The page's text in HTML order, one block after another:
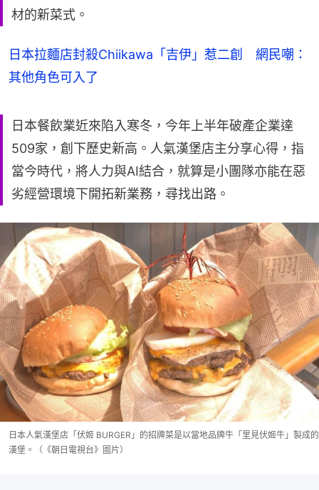
材的新菜式。
日本拉麵店封殺Chiikawa「吉伊」惹二創 網民嘲：
其他角色可入了
日本餐飲業近來陷入寒冬，今年上半年破產企業達
509家，創下歷史新高。人氣漢堡店主分享心得，指
當今時代，將人力與AI結合，就算是小團隊亦能在惡
劣經營環境下開拓新業務，尋找出路。
日本人氣漢堡店「伏姬 BURGER」的招牌菜是以當地品牌牛「里見伏姬牛」製成的
漢堡。（《朝日電視台》圖片）